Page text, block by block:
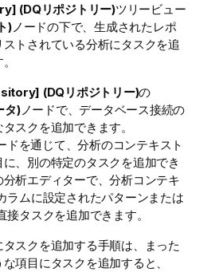
(DQリポジトリー)ツリービュー
)ノードの下で、生成されたレポ
トされている分析にタスクを追
(DQリポジトリー)の
タ)ノードで、データベース接続の
スクを追加できます。
ドを通じて、分析のコンテキスト
、別の特定のタスクを追加でき
析エディターで、分析コンテキ
ラムに設定されたパターンまたは
タスクを追加できます。
スクを追加する手順は、まった
項目にタスクを追加すると、